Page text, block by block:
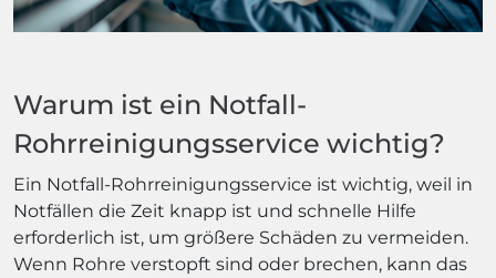
Warum ist ein Notfall-
Rohrreinigungsservice wichtig?
Ein Notfall-Rohrreinigungsservice ist wichtig, weil in
Notfällen die Zeit knapp ist und schnelle Hilfe
erforderlich ist, um größere Schäden zu vermeiden.
Wenn Rohre verstopft sind oder brechen, kann das